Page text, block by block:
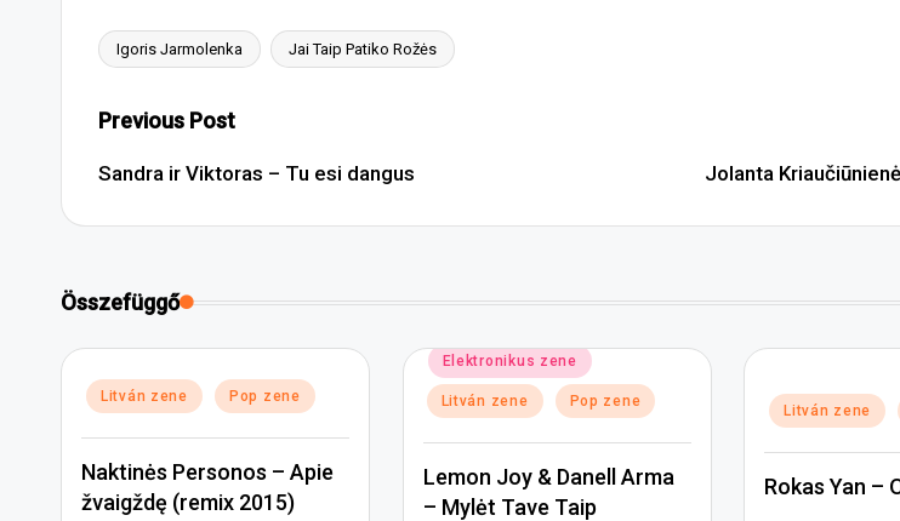
Tags:
Igoris Jarmolenka Jai Taip Patiko Rožės
Post
navigation
Previous Post
Sandra ir Viktoras – Tu esi dangus Jolanta
Összefüggő
Posted
Litván zene Pop zene
Naktinės Personos – Apie
žvaigždę (remix 2015)
Posted
in
Elektronikus zene
Litván zene Pop zene
Lemon Joy & Danell Arma
– Mylėt Tave Taip
Posted
Litván zene
Rokas Yan –